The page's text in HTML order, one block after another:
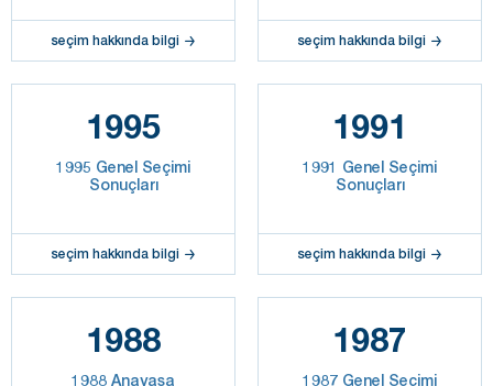
seçim hakkında bilgi seçim hakkında bilgi
1995
1995 Genel Seçimi
Sonuçları
seçim hakkında bilgi
1991
1991 Genel Seçimi
Sonuçları
seçim hakkında bilgi
1988
1988 Anayasa
1987
1987 Genel Seçimi